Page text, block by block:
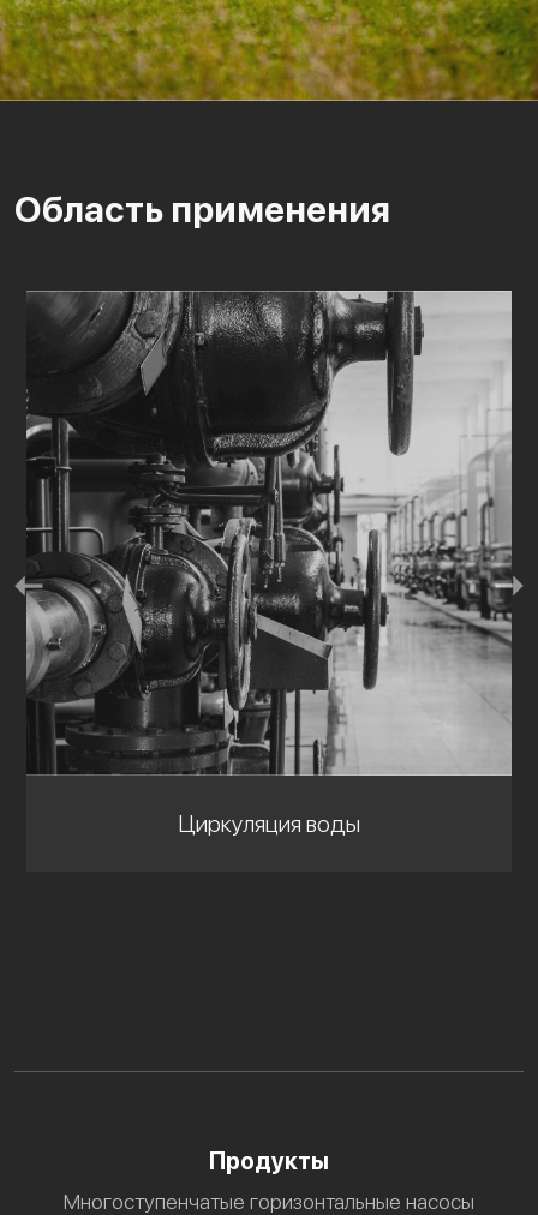
Область применения
Циркуляция воды
Продукты
Многоступенчатые горизонтальные насосы